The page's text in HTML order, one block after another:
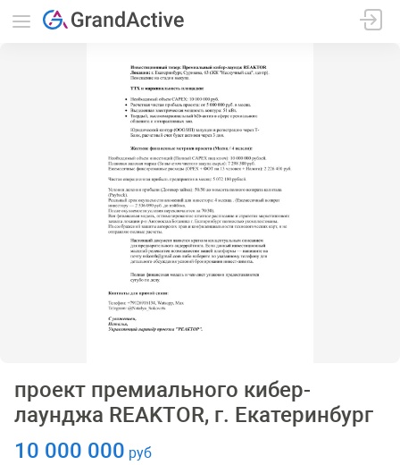
проект премиального кибер-
лаунджа REAKTOR, г. Екатеринбург
10 000 000 руб